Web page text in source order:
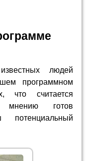
людей
программном
что считается
мнению готов